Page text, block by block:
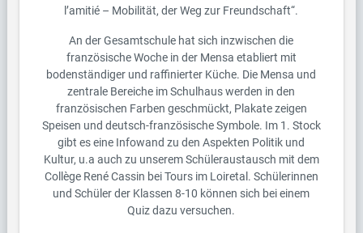
l’amitié – Mobilität, der Weg zur Freundschaft“.
An der Gesamtschule hat sich inzwischen die
französische Woche in der Mensa etabliert mit
bodenständiger und raffinierter Küche. Die Mensa und
zentrale Bereiche im Schulhaus werden in den
französischen Farben geschmückt, Plakate zeigen
Speisen und deutsch-französische Symbole. Im 1. Stock
gibt es eine Infowand zu den Aspekten Politik und
Kultur, u.a auch zu unserem Schüleraustausch mit dem
Collège René Cassin bei Tours im Loiretal. Schülerinnen
und Schüler der Klassen 8-10 können sich bei einem
Quiz dazu versuchen.